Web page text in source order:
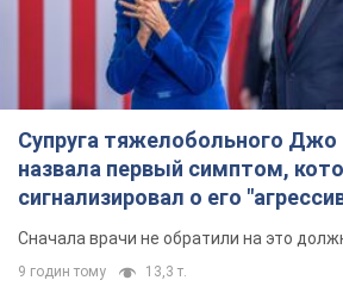
Супруга тяжелобольного Джо
назвала первый симптом,
сигнализировал о его
Сначала врачи не обратили на это
9 годин тому 13,3 т.